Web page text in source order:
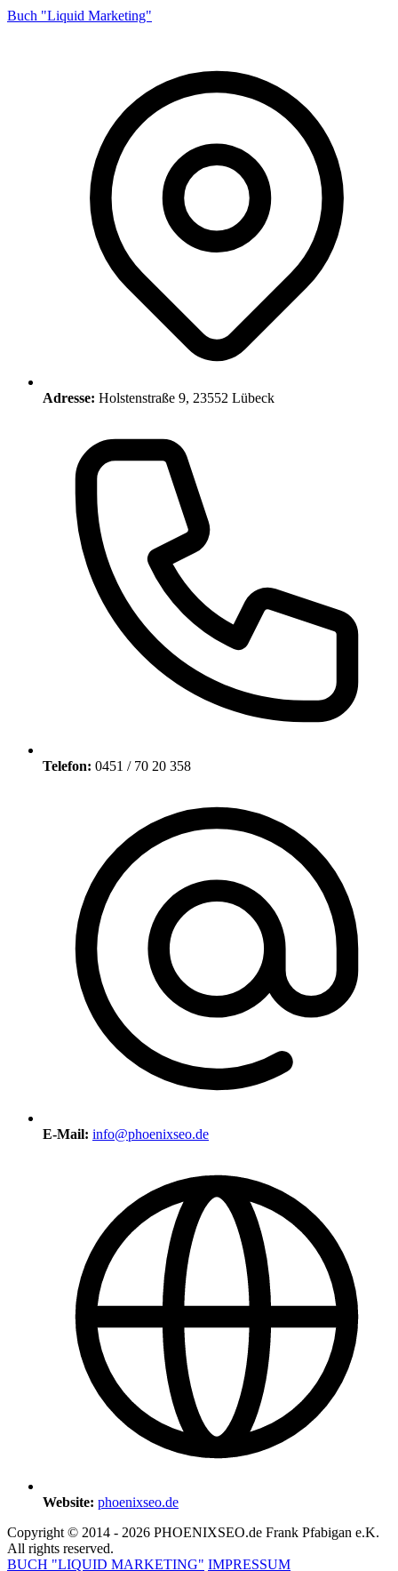
Buch "Liquid Marketing"
Adresse: Holstenstraße 9, 23552 Lübeck
Telefon: 0451 / 70 20 358
E-Mail: info@phoenixseo.de
Website: phoenixseo.de
Copyright © 2014 - 2026 PHOENIXSEO.de Frank Pfabigan e.K.
All rights reserved.
BUCH "LIQUID MARKETING" IMPRESSUM